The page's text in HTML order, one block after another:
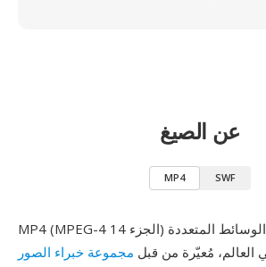
عن الصيغ
MP4 SWF
MP4 (MPEG-4 الجزء 14) هي صيغة حاوية الوسائط المتعددة
العالم، مُعيّرة من قبل مجموعة خبراء الصور